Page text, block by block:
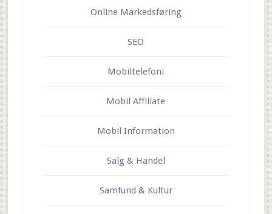
Online Markedsføring
SEO
Mobiltelefoni
Mobil Affiliate
Mobil Information
Salg & Handel
Samfund & Kultur